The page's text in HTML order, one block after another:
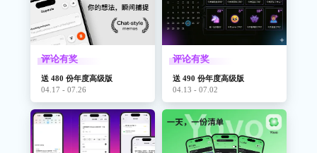
评论有奖
送 480 份年度高级版
04.17 - 07.26
评论有奖
送 490 份年度高级版
04.13 - 07.02